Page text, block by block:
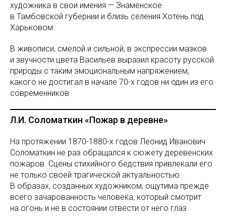
художника в свои имения — Знаменское
в Тамбовской губернии и близь селения Хотень под
Харьковом.
В живописи, смелой и сильной, в экспрессии мазков
и звучности цвета Васильев выразил красоту русской
природы с таким эмоциональным напряжением,
какого не достигал в начале 70-х годов ни один из его
современников.
Л.И. Соломаткин «Пожар в деревне»
На протяжении 1870-1880-х годов Леонид Иванович
Соломаткин не раз обращался к сюжету деревенских
пожаров. Сцены стихийного бедствия привлекали его
не только своей трагической актуальностью.
В образах, созданных художником, ощутима прежде
всего зачарованность человека, который смотрит
на огонь и не в состоянии отвести от него глаз.